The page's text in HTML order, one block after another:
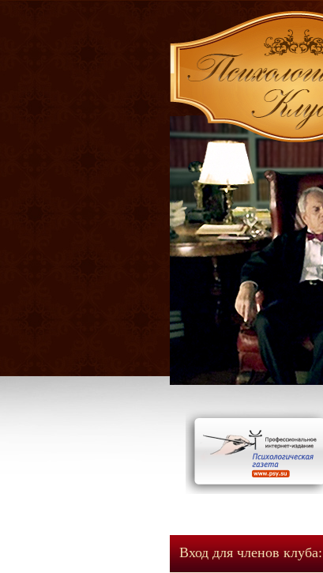
Вход для членов клуба: